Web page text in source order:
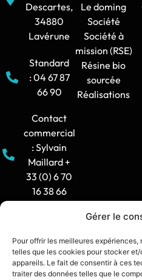
Gérer le
Pour offrir les meilleures
telles que les cookies pour stocker
appareils. Le fait de consentir à ces
traiter des données telles que le
Descartes,
34880
Lavérune
Standard
: 04 67 87
66 90
Contact
commercial
: Sylvain
Maillard +
33 (0) 6 70
16 38 66
: 8h30-12h
/ 14h -
17h30
Le doming
Société
Société à
mission (RSE)
Résine bio
sourcée
Réalisations